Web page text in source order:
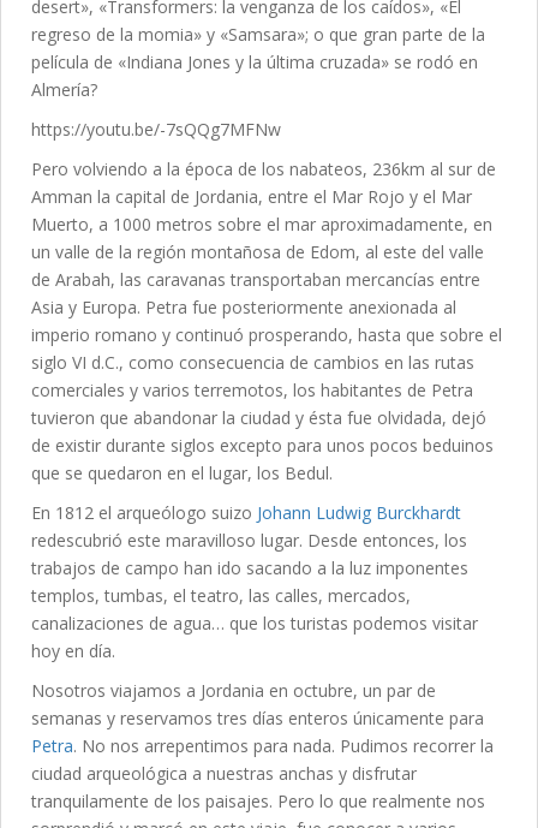
desert», «Transformers: la venganza de los caídos», «El
regreso de la momia» y «Samsara»; o que gran parte de la
película de «Indiana Jones y la última cruzada» se rodó en
Almería?
https://youtu.be/-7sQQg7MFNw
Pero volviendo a la época de los nabateos, 236km al sur de
Amman la capital de Jordania, entre el Mar Rojo y el Mar
Muerto, a 1000 metros sobre el mar aproximadamente, en
un valle de la región montañosa de Edom, al este del valle
de Arabah, las caravanas transportaban mercancías entre
Asia y Europa. Petra fue posteriormente anexionada al
imperio romano y continuó prosperando, hasta que sobre el
siglo VI d.C., como consecuencia de cambios en las rutas
comerciales y varios terremotos, los habitantes de Petra
tuvieron que abandonar la ciudad y ésta fue olvidada, dejó
de existir durante siglos excepto para unos pocos beduinos
que se quedaron en el lugar, los Bedul.
En 1812 el arqueólogo suizo Johann Ludwig Burckhardt
redescubrió este maravilloso lugar. Desde entonces, los
trabajos de campo han ido sacando a la luz imponentes
templos, tumbas, el teatro, las calles, mercados,
canalizaciones de agua… que los turistas podemos visitar
hoy en día.
Nosotros viajamos a Jordania en octubre, un par de
semanas y reservamos tres días enteros únicamente para
Petra. No nos arrepentimos para nada. Pudimos recorrer la
ciudad arqueológica a nuestras anchas y disfrutar
tranquilamente de los paisajes. Pero lo que realmente nos